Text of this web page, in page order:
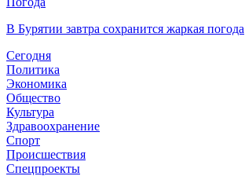
В Бурятии завтра сохранится жаркая погода
Сегодня
Политика
Экономика
Общество
Культура
Здравоохранение
Спорт
Происшествия
Спецпроекты